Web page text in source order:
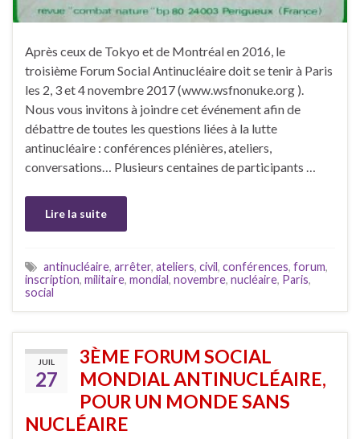
Après ceux de Tokyo et de Montréal en 2016, le
troisième Forum Social Antinucléaire doit se tenir à Paris
les 2, 3 et 4 novembre 2017 (www.wsfnonuke.org ).
Nous vous invitons à joindre cet événement afin de
débattre de toutes les questions liées à la lutte
antinucléaire : conférences plénières, ateliers,
conversations… Plusieurs centaines de participants …
Lire la suite
antinucléaire, arrêter, ateliers, civil, conférences, forum,
inscription, militaire, mondial, novembre, nucléaire, Paris,
social
JUIL
27
3ÈME FORUM SOCIAL
MONDIAL ANTINUCLÉAIRE,
POUR UN MONDE SANS
NUCLÉAIRE